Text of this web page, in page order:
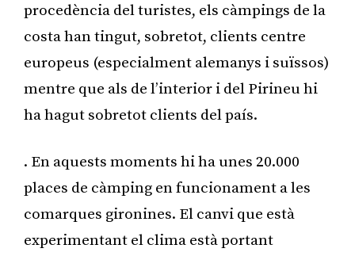
procedència del turistes, els càmpings de la
costa han tingut, sobretot, clients centre
europeus (especialment alemanys i suïssos)
mentre que als de l’interior i del Pirineu hi
ha hagut sobretot clients del país.
. En aquests moments hi ha unes 20.000
places de càmping en funcionament a les
comarques gironines. El canvi que està
experimentant el clima està portant